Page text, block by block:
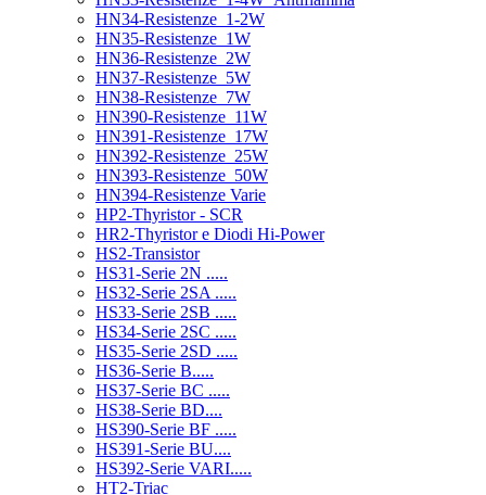
HN34-Resistenze_1-2W
HN35-Resistenze_1W
HN36-Resistenze_2W
HN37-Resistenze_5W
HN38-Resistenze_7W
HN390-Resistenze_11W
HN391-Resistenze_17W
HN392-Resistenze_25W
HN393-Resistenze_50W
HN394-Resistenze Varie
HP2-Thyristor - SCR
HR2-Thyristor e Diodi Hi-Power
HS2-Transistor
HS31-Serie 2N .....
HS32-Serie 2SA .....
HS33-Serie 2SB .....
HS34-Serie 2SC .....
HS35-Serie 2SD .....
HS36-Serie B.....
HS37-Serie BC .....
HS38-Serie BD....
HS390-Serie BF .....
HS391-Serie BU....
HS392-Serie VARI.....
HT2-Triac